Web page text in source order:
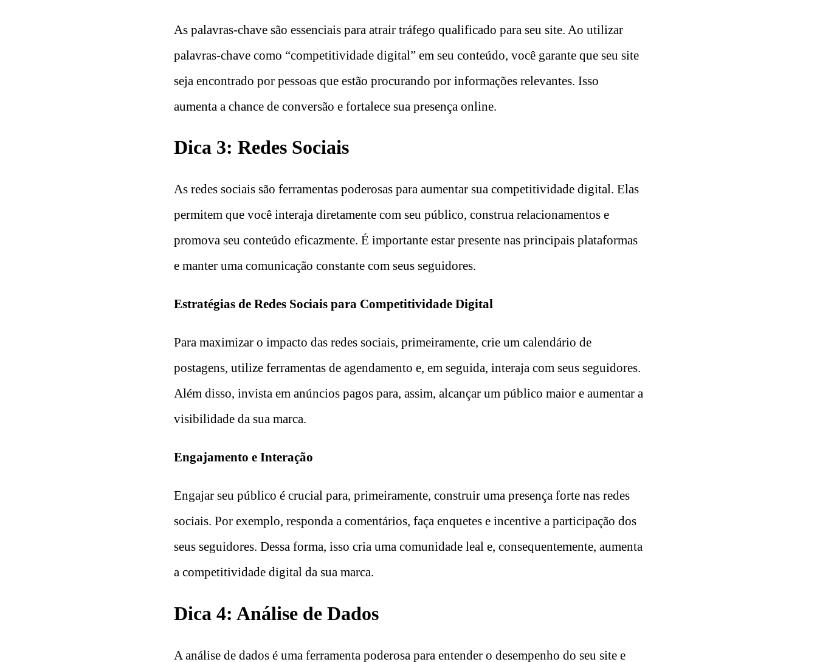
As palavras-chave são essenciais para atrair tráfego qualificado para seu site. Ao utilizar
palavras-chave como “competitividade digital” em seu conteúdo, você garante que seu site
seja encontrado por pessoas que estão procurando por informações relevantes. Isso
aumenta a chance de conversão e fortalece sua presença online.
Dica 3: Redes Sociais
As redes sociais são ferramentas poderosas para aumentar sua competitividade digital. Elas
permitem que você interaja diretamente com seu público, construa relacionamentos e
promova seu conteúdo eficazmente. É importante estar presente nas principais plataformas
e manter uma comunicação constante com seus seguidores.
Estratégias de Redes Sociais para Competitividade Digital
Para maximizar o impacto das redes sociais, primeiramente, crie um calendário de
postagens, utilize ferramentas de agendamento e, em seguida, interaja com seus seguidores.
Além disso, invista em anúncios pagos para, assim, alcançar um público maior e aumentar a
visibilidade da sua marca.
Engajamento e Interação
Engajar seu público é crucial para, primeiramente, construir uma presença forte nas redes
sociais. Por exemplo, responda a comentários, faça enquetes e incentive a participação dos
seus seguidores. Dessa forma, isso cria uma comunidade leal e, consequentemente, aumenta
a competitividade digital da sua marca.
Dica 4: Análise de Dados
A análise de dados é uma ferramenta poderosa para entender o desempenho do seu site e